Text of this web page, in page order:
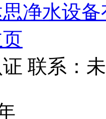
净水设
联系：